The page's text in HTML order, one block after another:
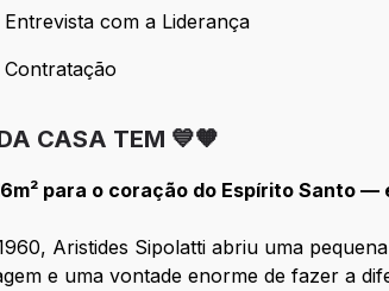
3: Entrevista com a Liderança
Entrevista com a Liderança
4: Contratação
Contratação
CASA TEM 💙🧡
para o coração do Espírito Santo —
Aristides Sipolatti abriu uma
e uma vontade enorme de fazer a